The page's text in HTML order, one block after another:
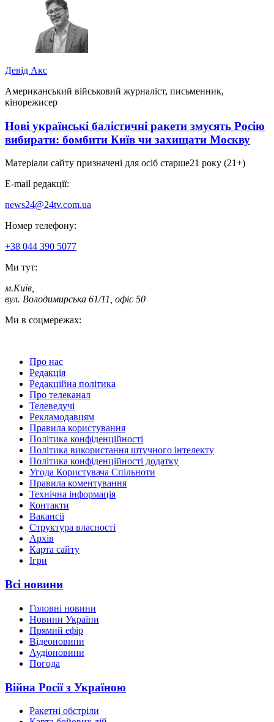
Девід Акс
Американський військовий журналіст, письменник,
кінорежисер
Нові українські балістичні ракети змусять Росію
вибирати: бомбити Київ чи захищати Москву
Матеріали сайту призначені для осіб старше21 року (21+)
E-mail редакції:
news24@24tv.com.ua
Номер телефону:
+38 044 390 5077
Ми тут:
м.Київ
вул. Володимирська 61/11, офіс 50
Ми в соцмережах:
Про нас
Редакція
Редакційна політика
Про телеканал
Телеведучі
Рекламодавцям
Правила користування
Політика конфіденційності
Політика використання штучного інтелекту
Політика конфіденційності додатку
Угода Користувача Спільноти
Правила коментування
Технічна інформація
Контакти
Вакансії
Структура власності
Архів
Карта сайту
Ігри
Всі новини
Головні новини
Новини України
Прямий ефір
Відеоновини
Аудіоновини
Погода
Війна Росії з Україною
Ракетні обстріли